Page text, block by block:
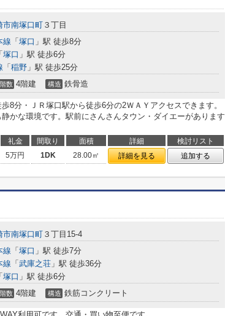
市南塚口町 ３丁目
線 「 塚口 」駅 徒歩8分
「 塚口 」駅 徒歩6分
「 稲野 」駅 徒歩25分
階数 4階建 構造 鉄骨造
8分・ＪＲ塚口駅から徒歩6分の2ＷＡＹアクセスできます。
かな環境です。駅前にさんさんタウン・ダイエーがあります
礼金 間取り 面積 詳細
検討リスト
5万円 1DK 28.00㎡ 詳細を見る 追加する
市南塚口町 ３丁目15-4
線 「 塚口 」駅 徒歩7分
線 「 武庫之荘 」駅 徒歩36分
「 塚口 」駅 徒歩6分
階数 4階建 構造 鉄筋コンクリート